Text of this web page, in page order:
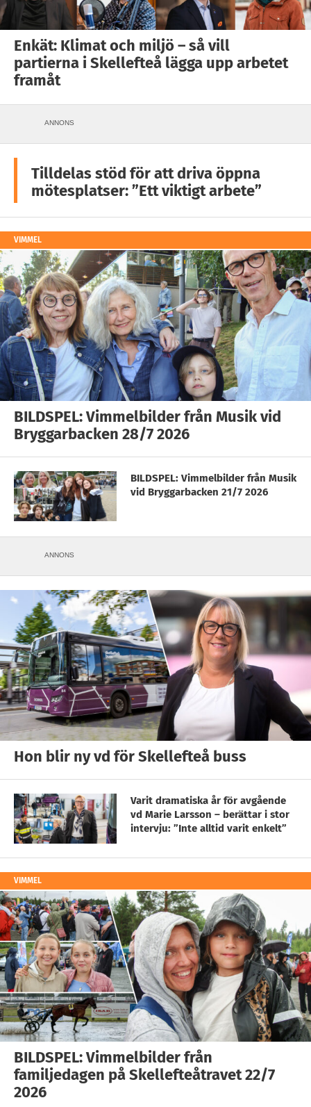
Enkät: Klimat och miljö – så vill
partierna i Skellefteå lägga upp arbetet
framåt
ANNONS
Tilldelas stöd för att driva öppna
mötesplatser: ”Ett viktigt arbete”
VIMMEL
BILDSPEL: Vimmelbilder från Musik vid
Bryggarbacken 28/7 2026
BILDSPEL: Vimmelbilder från Musik
vid Bryggarbacken 21/7 2026
ANNONS
Hon blir ny vd för Skellefteå buss
Varit dramatiska år för avgående
vd Marie Larsson – berättar i stor
intervju: ”Inte alltid varit enkelt”
VIMMEL
BILDSPEL: Vimmelbilder från
familjedagen på Skellefteåtravet 22/7
2026